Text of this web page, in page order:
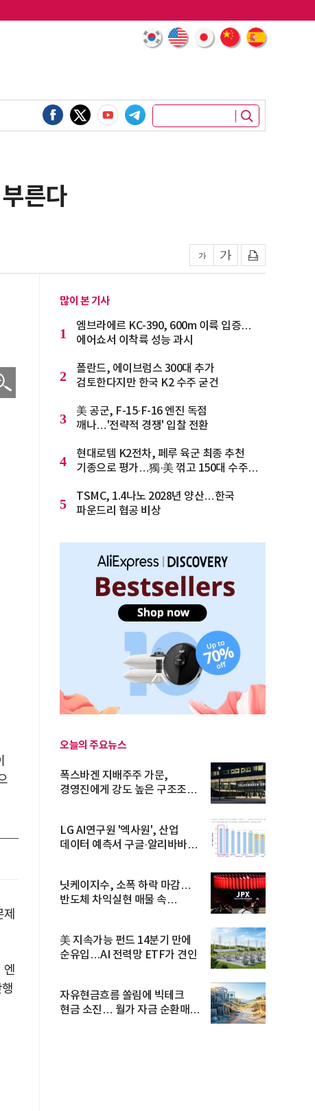
른다
엔
많이 본 기사
1
엠브라에르 KC-390, 600m 이륙 입증…
에어쇼서 이착륙 성능 과시
2
폴란드, 에이브럼스 300대 추가
검토한다지만 한국 K2 수주 굳건
3
美 공군, F-15·F-16 엔진 독점
깨나…'전략적 경쟁' 입찰 전환
4
현대로템 K2전차, 페루 육군 최종 추천
기종으로 평가…獨·美 꺾고 150대 수주
5
TSMC, 1.4나노 2028년 양산…한국
파운드리 협공 비상
오늘의 주요뉴스
폭스바겐 지배주주 가문,
경영진에게 강도 높은 구조조정
LG AI연구원 '엑사원', 산업
데이터 예측서 구글·알리바바
닛케이지수, 소폭 하락 마감…
반도체 차익실현 매물 속
美 지속가능 펀드 14분기 만에
순유입…AI 전력망 ETF가 견인
자유현금흐름 쏠림에 빅테크
현금 소진… 월가 자금 순환매